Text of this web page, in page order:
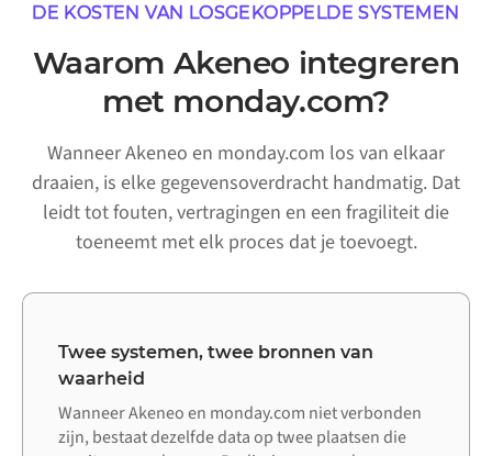
DE KOSTEN VAN LOSGEKOPPELDE SYSTEMEN
Waarom Akeneo integreren
met monday.com?
Wanneer Akeneo en monday.com los van elkaar
draaien, is elke gegevensoverdracht handmatig. Dat
leidt tot fouten, vertragingen en een fragiliteit die
toeneemt met elk proces dat je toevoegt.
Twee systemen, twee bronnen van
waarheid
Wanneer Akeneo en monday.com niet verbonden
zijn, bestaat dezelfde data op twee plaatsen die